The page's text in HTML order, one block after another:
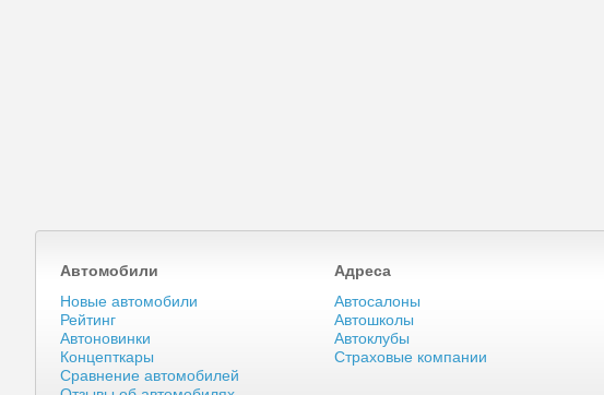
Автомобили Адреса
Новые автомобили
Рейтинг
Автоновинки
Концепткары
Сравнение автомобилей
Автосалоны
Автошколы
Автоклубы
Страховые компании